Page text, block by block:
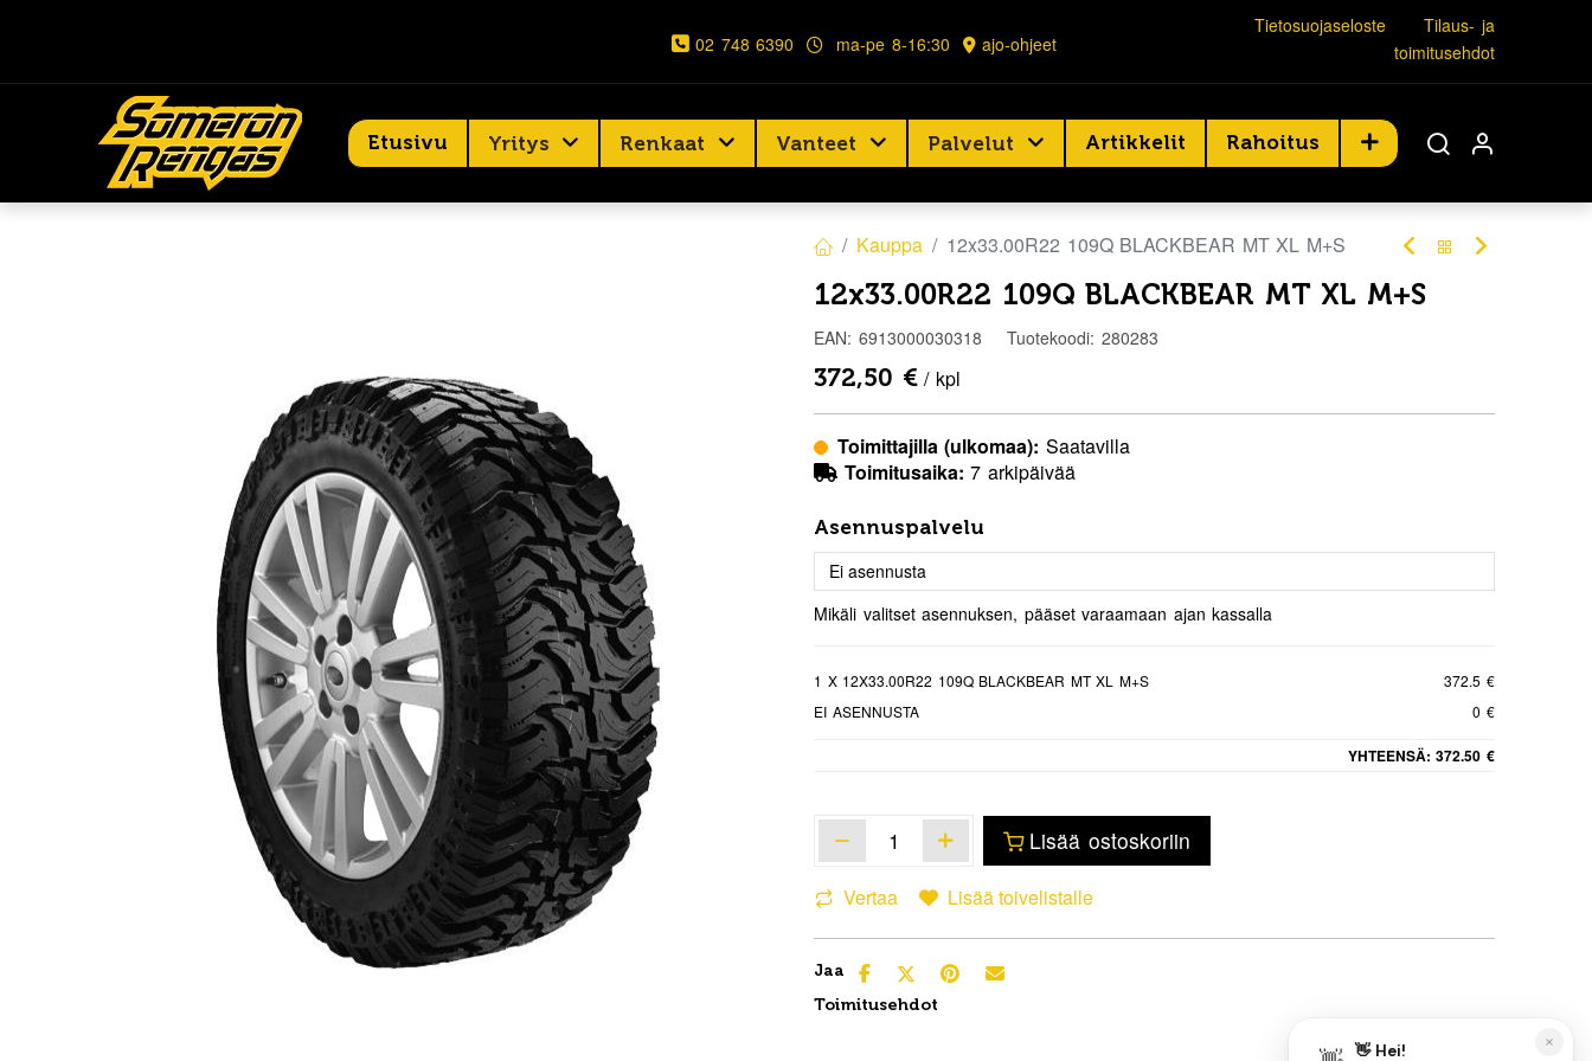
02 748 6390 ma-pe 8-16:30 ajo-ohjeet
Tietosuojaseloste
Tilaus- ja
toimitusehdot
Etusivu Yritys Renkaat Vanteet Palvelut Artikkelit Rahoitus
Kauppa 12x33.00R22 109Q BLACKBEAR MT XL M+S
12x33.00R22 109Q BLACKBEAR MT XL M+S
EAN: 6913000030318 Tuotekoodi: 280283
372,50 € / kpl
Toimittajilla (ulkomaa): Saatavilla
Toimitusaika: 7 arkipäivää
Asennuspalvelu
Mikäli valitset asennuksen, pääset varaamaan ajan kassalla
1 X 12X33.00R22 109Q BLACKBEAR MT XL M+S
372.5 €
EI ASENNUSTA
0 €
YHTEENSÄ: 372.50 €
Lisää ostoskoriin
Vertaa Lisää toivelistalle
Jaa
Toimitusehdot